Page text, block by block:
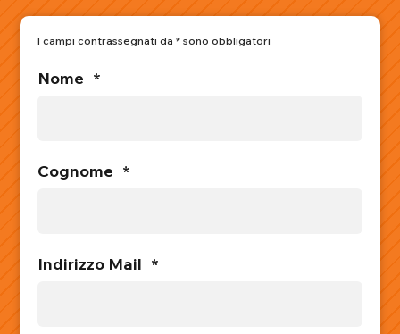
I campi contrassegnati da * sono obbligatori
Nome *
Cognome *
Indirizzo Mail *